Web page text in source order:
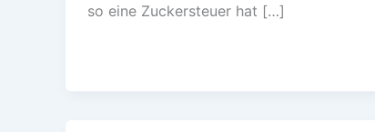
so eine Zuckersteuer hat […]